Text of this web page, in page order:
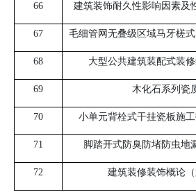
66 建筑装饰耐久性影响因素及
67 毛细管网无叠级区域马牙槎
68 大型公共建筑装配式装
69 木化石系列瓷
70 小单元背栓式干挂瓷板施
71 脚踏开式防臭防堵防虫地
72 建筑装修装饰概论（